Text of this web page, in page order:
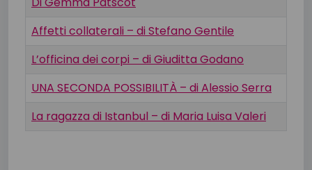
Affetti collaterali – di Stefano Gentile
L’officina dei corpi – di Giuditta Godano
UNA SECONDA POSSIBILITÀ – di Alessio Serra
La ragazza di Istanbul – di Maria Luisa Valeri